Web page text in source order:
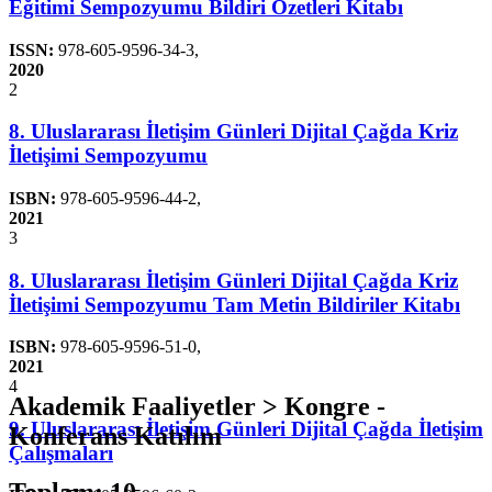
Eğitimi Sempozyumu Bildiri Özetleri Kitabı
ISSN: 978-605-9596-34-3,
2020
2
8. Uluslararası İletişim Günleri Dijital Çağda Kriz
İletişimi Sempozyumu
ISBN: 978-605-9596-44-2,
2021
3
8. Uluslararası İletişim Günleri Dijital Çağda Kriz
İletişimi Sempozyumu Tam Metin Bildiriler Kitabı
ISBN: 978-605-9596-51-0,
2021
4
9. Uluslararası İletişim Günleri Dijital Çağda İletişim
Çalışmaları
Akademik Faaliyetler > Kongre -
Konferans Katılım